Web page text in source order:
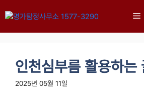
텐
츠
인천심부름 활용하는
2025년 05월 11일